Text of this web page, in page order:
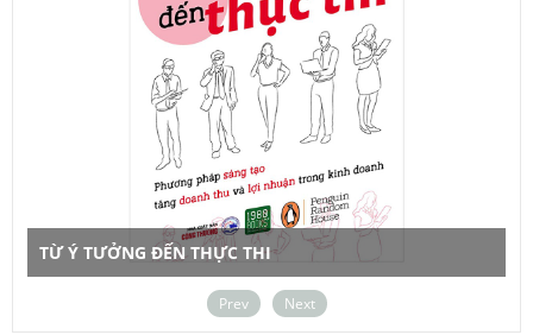
TỪ Ý TƯỞNG ĐẾN THỰC THI
Prev Next